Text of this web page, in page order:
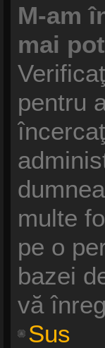
M-am
mai
pentru
multe
pe o
bazei
vă
Sus